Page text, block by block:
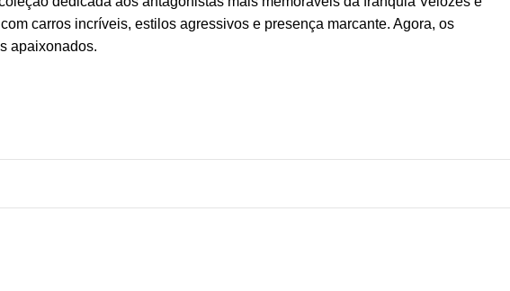
carros incríveis, estilos agressivos e presença marcante. Agora, os
apaixonados.